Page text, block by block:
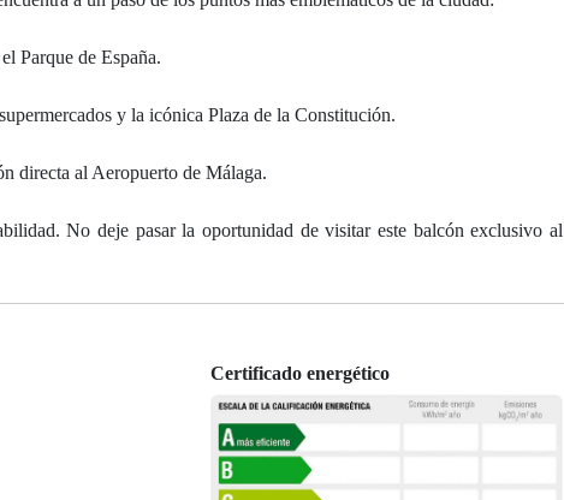
Parque de España.
y la icónica Plaza de la Constitución.
directa al Aeropuerto de Málaga.
No deje pasar la oportunidad de visitar este balcón exclusivo al
Certificado energético